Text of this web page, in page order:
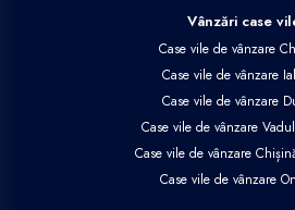
Vânzări case
Case vile de vânzare
Case vile de vânzare
Case vile de vânzare
Case vile de vânzare
Case vile de vânzare
Case vile de vânzare